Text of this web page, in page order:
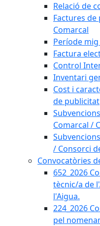
Relació de
Factures
Comarcal
Període
Factura
Control
Inventari
Cost i
de publicitat
Comarcal /
/ Consorci
Convocatòries
652_2026
tècnic/a de
l'Aigua.
224_2026
pel